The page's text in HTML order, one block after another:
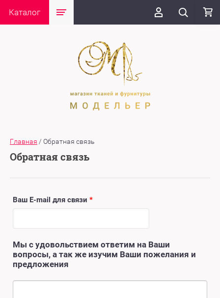
Каталог
Главная / Обратная связь
Обратная связь
Ваш E-mail для связи *
Мы с удовольствием ответим на Ваши
вопросы, а так же изучим Ваши пожелания и
предложения